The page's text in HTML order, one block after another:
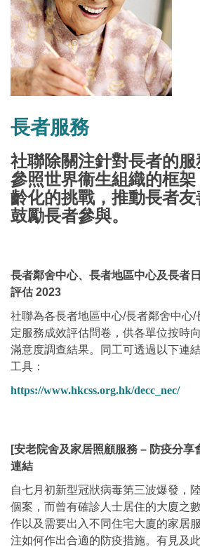
長者服務
社聯除關注針對長者的
參照世界衞生組織的框
齡化的挑戰，推動長者友
鼓勵長者參與。
長者鄰舍中心、長者地區中心及長者
評估 2023
社聯為各長者地區中心/長者鄰舍中心/
定服務成效評估問卷，供各單位按時
滿意度調查結果。同工可透過以下連
工具：
https://www.hkcss.org.hk/decc_nec/
[安老院舍及家居照顧服務 – 防疫分享
連結
自七月初新型冠狀病毒第三波爆發，
個案，而曾有確診人士居住的大廈之
作以及需要出入不同住宅大廈的家居
注如何作出合適的防疫措施。有見及